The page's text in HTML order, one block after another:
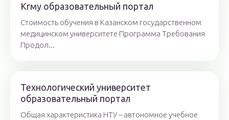
Кгму образовательный портал
Стоимость обучения в Казанском государственном
медицинском университете Программа Требования
Продол...
Технологический университет
образовательный портал
Общая характеристика НТУ – автономное учебное